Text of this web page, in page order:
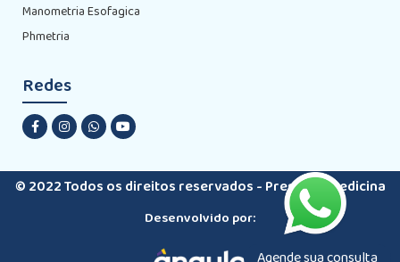
Manometria Esofagica
Phmetria
Redes
© 2022 Todos os direitos reservados - Premiere Medicina
Desenvolvido por: